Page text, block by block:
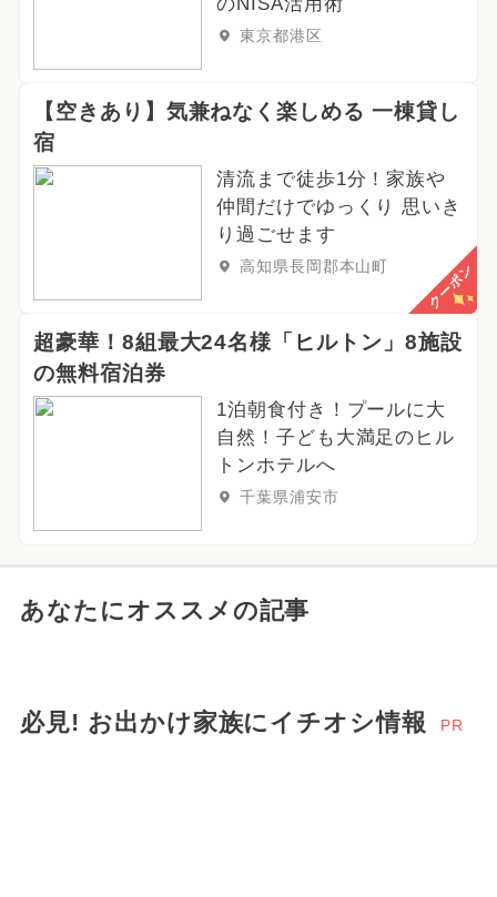
のNISA活用術
東京都港区
【空きあり】気兼ねなく楽しめる 一棟貸し
宿
清流まで徒歩1分！家族や
仲間だけでゆっくり 思いき
り過ごせます
高知県長岡郡本山町 クーポン
超豪華！8組最大24名様「ヒルトン」8施設
の無料宿泊券
1泊朝食付き！プールに大
自然！子ども大満足のヒル
トンホテルへ
千葉県浦安市
あなたにオススメの記事
必見! お出かけ家族にイチオシ情報 PR